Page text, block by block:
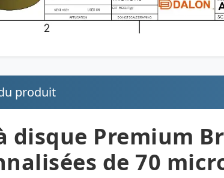
produit
disque Premium
de 70